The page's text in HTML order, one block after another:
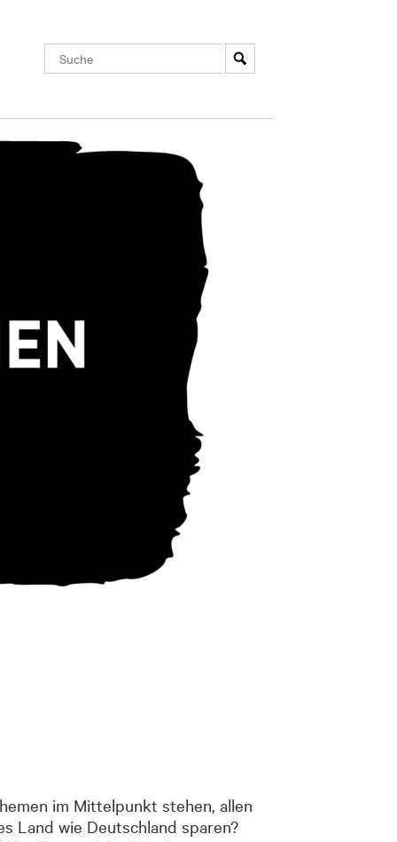
im Mittelpunkt stehen, allen
Land wie Deutschland sparen?